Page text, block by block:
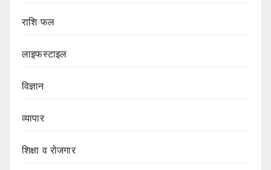
राशि फल
लाइफस्टाइल
विज्ञान
व्यापार
शिक्षा व रोजगार